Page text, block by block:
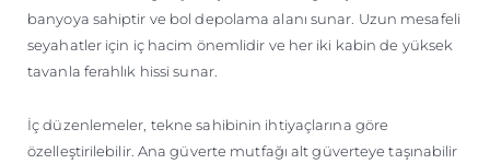
banyoya sahiptir ve bol depolama alanı sunar. Uzun mesafeli
seyahatler için iç hacim önemlidir ve her iki kabin de yüksek
tavanla ferahlık hissi sunar.
İç düzenlemeler, tekne sahibinin ihtiyaçlarına göre
özelleştirilebilir. Ana güverte mutfağı alt güverteye taşınabilir